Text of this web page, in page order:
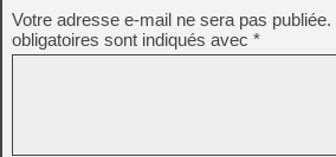
Votre adresse e-mail ne sera pas publiée.
obligatoires sont indiqués avec *